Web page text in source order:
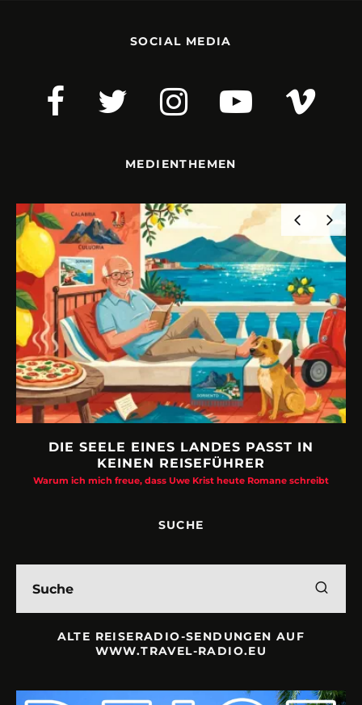
SOCIAL MEDIA
MEDIENTHEMEN
DIE SEELE EINES LANDES PASST IN
KEINEN REISEFÜHRER
Warum ich mich freue, dass Uwe Krist heute Romane schreibt
SUCHE
ALTE REISERADIO-SENDUNGEN AUF
WWW.TRAVEL-RADIO.EU